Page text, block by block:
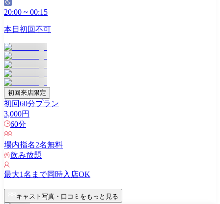
20:00 ~ 00:15
本日初回不可
初回来店限定
初回60分プラン
3,000円
60分
場内指名2名無料
飲み放題
最大1名まで同時入店OK
キャスト写真・口コミをもっと見る